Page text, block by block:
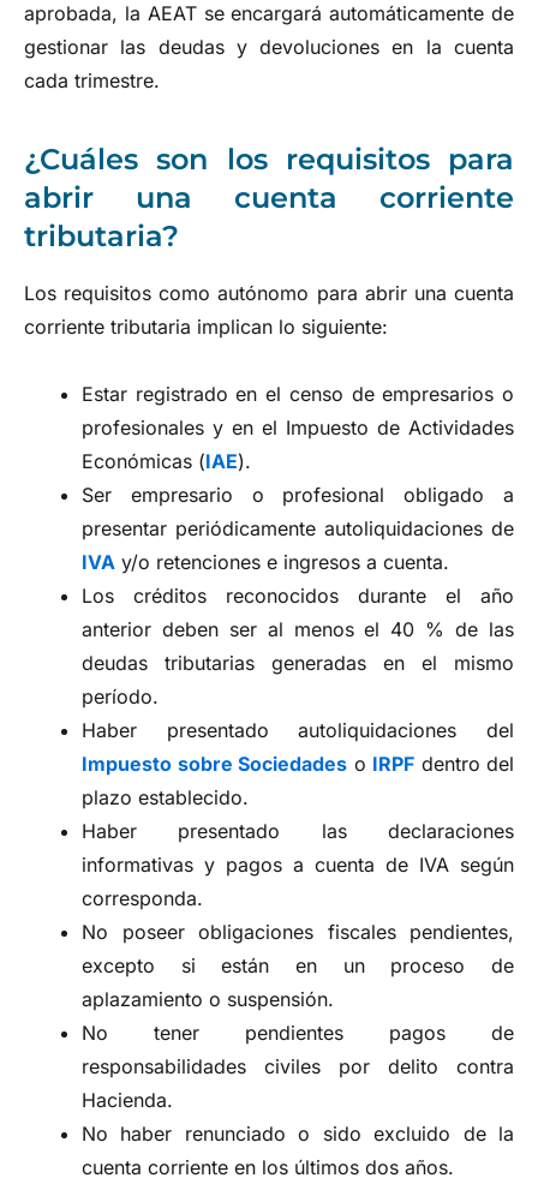
aprobada, la AEAT se encargará automáticamente de
gestionar las deudas y devoluciones en la cuenta
cada trimestre.
¿Cuáles son los requisitos para
abrir una cuenta corriente
tributaria?
Los requisitos como autónomo para abrir una cuenta
corriente tributaria implican lo siguiente:
Estar registrado en el censo de empresarios o
profesionales y en el Impuesto de Actividades
Económicas (IAE).
Ser empresario o profesional obligado a
presentar periódicamente autoliquidaciones de
IVA y/o retenciones e ingresos a cuenta.
Los créditos reconocidos durante el año
anterior deben ser al menos el 40 % de las
deudas tributarias generadas en el mismo
período.
Haber presentado autoliquidaciones del
Impuesto sobre Sociedades o IRPF dentro del
plazo establecido.
Haber presentado las declaraciones
informativas y pagos a cuenta de IVA según
corresponda.
No poseer obligaciones fiscales pendientes,
excepto si están en un proceso de
aplazamiento o suspensión.
No tener pendientes pagos de
responsabilidades civiles por delito contra
Hacienda.
No haber renunciado o sido excluido de la
cuenta corriente en los últimos dos años.